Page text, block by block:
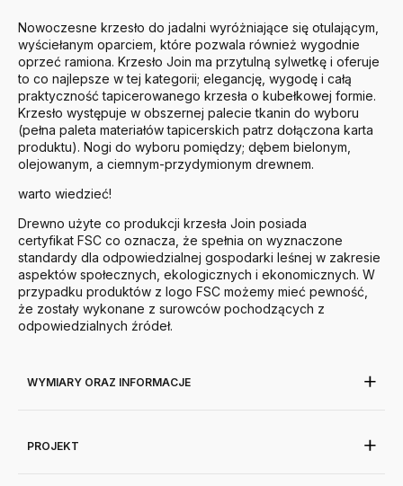
Nowoczesne krzesło do jadalni wyróżniające się otulającym,
wyściełanym oparciem, które pozwala również wygodnie
oprzeć ramiona. Krzesło Join ma przytulną sylwetkę i oferuje
to co najlepsze w tej kategorii; elegancję, wygodę i całą
praktyczność tapicerowanego krzesła o kubełkowej formie.
Krzesło występuje w obszernej palecie tkanin do wyboru
(pełna paleta materiałów tapicerskich patrz dołączona karta
produktu). Nogi do wyboru pomiędzy; dębem bielonym,
olejowanym, a ciemnym-przydymionym drewnem.
warto wiedzieć!
Drewno użyte co produkcji krzesła Join posiada
certyfikat FSC co oznacza, że spełnia on wyznaczone
standardy dla odpowiedzialnej gospodarki leśnej w zakresie
aspektów społecznych, ekologicznych i ekonomicznych. W
przypadku produktów z logo FSC możemy mieć pewność,
że zostały wykonane z surowców pochodzących z
odpowiedzialnych źródeł.
WYMIARY ORAZ INFORMACJE
PROJEKT